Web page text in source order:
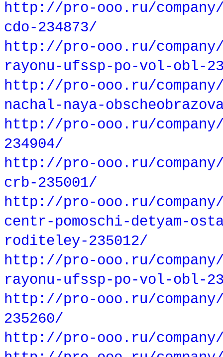
http://pro-ooo.ru/company/
cdo-234873/
http://pro-ooo.ru/company/
rayonu-ufssp-po-vol-obl-
http://pro-ooo.ru/company/
nachal-naya-
http://pro-ooo.ru/
234904/
http://pro-ooo.ru/
crb-235001/
http://pro-ooo.ru/
centr-pomoschi-detyam-
roditeley-235012/
http://pro-ooo.ru/company/
rayonu-ufssp-po-vol-obl-
http://pro-ooo.ru/
235260/
http://pro-ooo.ru/company/